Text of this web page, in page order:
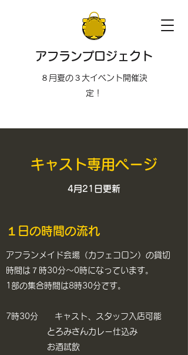
アフランプロジェクト
８月夏の３大イベント開催決
定！
キャスト専用ページ
4月21日更新
１日の時間の流れ
アフランメイド会場（カフェコロン）の貸切
時間は７時30分～0時になっています。
​1部の集合時間は8時30分です。
7時30分 キャスト、スタッフ入店可能
とろみさんカレー仕込み​
お酒試飲